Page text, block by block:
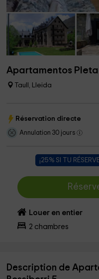
Apartamentos Pleta
Taull, Lleida
Réservation directe
Annulation 30 jours
¡25% SI TU
Louer en entier
2 chambres
Description de